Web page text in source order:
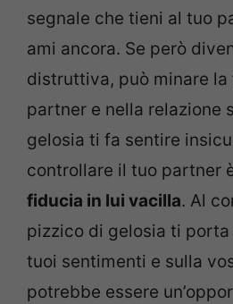
segnale che tieni al tuo
ami ancora. Se però
distruttiva, può minare la
partner e nella relazione
gelosia ti fa sentire
controllare il tuo partner
fiducia in lui vacilla. Al
pizzico di gelosia ti
tuoi sentimenti e sulla
potrebbe essere